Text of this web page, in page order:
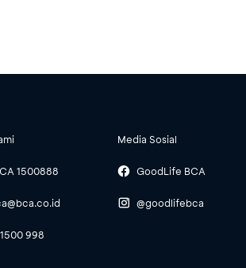
1500888
998
Media Sosial
GoodLife BCA
@goodlifebca